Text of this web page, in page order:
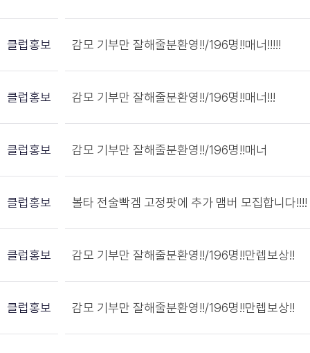
클럽홍보 감모 기부만 잘해줄분환영!!/196명!!매너!!!!!
클럽홍보 감모 기부만 잘해줄분환영!!/196명!!매너!!!
클럽홍보 감모 기부만 잘해줄분환영!!/196명!!매너
클럽홍보 볼타 전술빡겜 고정팟에 추가 맴버 모집합니다!!!!
클럽홍보 감모 기부만 잘해줄분환영!!/196명!!만렙보상!!
클럽홍보 감모 기부만 잘해줄분환영!!/196명!!만렙보상!!